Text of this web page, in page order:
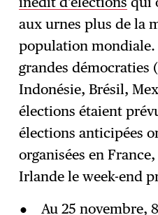
→ S'abonner
aux urnes plus de la
population mondiale.
grandes démocraties
Indonésie, Brésil,
élections étaient
élections anticipées
organisées en
Irlande le week-end
Au 25 novembre,